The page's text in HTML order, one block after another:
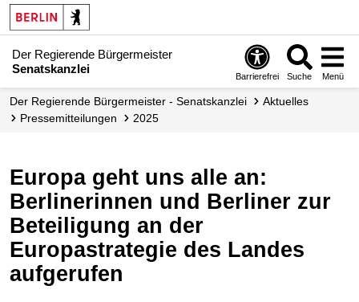
Der Regierende Bürgermeister
Senatskanzlei
Barrierefrei Suche Menü
Der Regierende Bürgermeister - Senatskanzlei
Aktuelles
Presse­mitteilungen
2025
Europa geht uns alle an:
Berlinerinnen und Berliner zur
Beteiligung an der
Europastrategie des Landes
aufgerufen